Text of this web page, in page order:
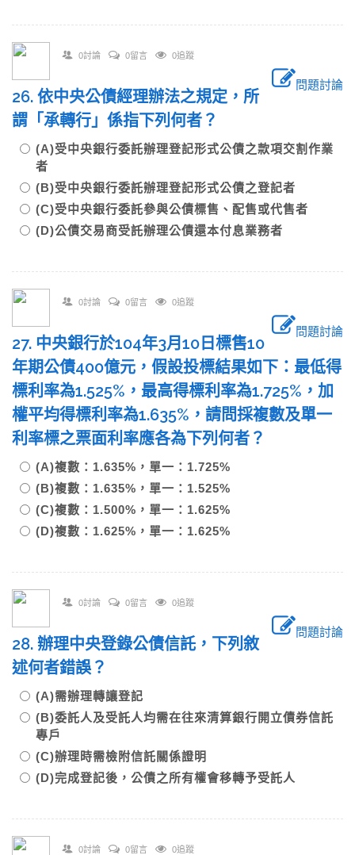
0討論 0留言 0追蹤
問題討論
26. 依中央公債經理辦法之規定，所
謂「承轉行」係指下列何者？
(A)受中央銀行委託辦理登記形式公債之款項交割作業
者
(B)受中央銀行委託辦理登記形式公債之登記者
(C)受中央銀行委託參與公債標售、配售或代售者
(D)公債交易商受託辦理公債還本付息業務者
0討論 0留言 0追蹤
問題討論
27. 中央銀行於104年3月10日標售10
年期公債400億元，假設投標結果如下：最低得
標利率為1.525%，最高得標利率為1.725%，加
權平均得標利率為1.635%，請問採複數及單一
利率標之票面利率應各為下列何者？
(A)複數：1.635%，單一：1.725%
(B)複數：1.635%，單一：1.525%
(C)複數：1.500%，單一：1.625%
(D)複數：1.625%，單一：1.625%
0討論 0留言 0追蹤
問題討論
28. 辦理中央登錄公債信託，下列敘
述何者錯誤？
(A)需辦理轉讓登記
(B)委託人及受託人均需在往來清算銀行開立債券信託
專戶
(C)辦理時需檢附信託關係證明
(D)完成登記後，公債之所有權會移轉予受託人
0討論 0留言 0追蹤